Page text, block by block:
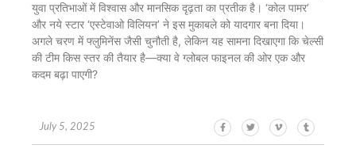
युवा प्रतिभाओं में विश्वास और मानसिक दृढ़ता का प्रतीक है। ‘कोल पामर’
और नये स्टार ‘एस्टेवाओ विलियन’ ने इस मुकाबले को यादगार बना दिया।
अगले चरण में फ्लुमिनेंस जैसी चुनौती है, लेकिन यह सामना दिखाएगा कि चेल्सी
की टीम किस स्तर की तैयार है—क्या वे ग्लोबल फाइनल की ओर एक और
कदम बढ़ा पाएगी?
July 5, 2025